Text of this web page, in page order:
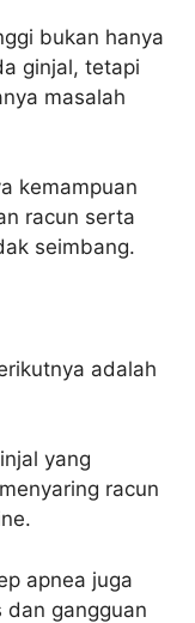
bukan hanya
ginjal, tetapi
masalah
kemampuan
racun serta
seimbang.
adalah
yang
racun
apnea juga
gangguan